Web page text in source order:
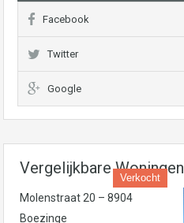
Facebook
Twitter
Google
Vergelijkbare Woningen
Verkocht
Molenstraat 20 – 8904
Boezinge